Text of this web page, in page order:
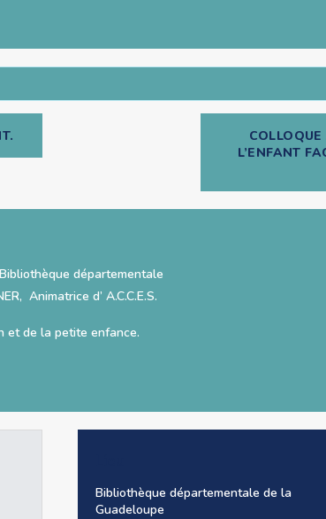
COLLOQUE
L’ENFANT
départementale
Animatrice d’ A.C.C.E.S.
et de la petite enfance.
Bibliothèque départementale de la
Guadeloupe